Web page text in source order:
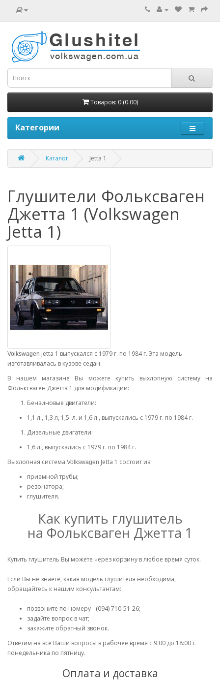
Товаров: 0 (0.00)
Категории
Каталог Jetta 1
Глушители Фольксваген
Джетта 1 (Volkswagen
Jetta 1)
Volkswagen Jetta 1 выпускался с 1979 г. по 1984 г. Эта модель
изготавливалась в кузове седан.
В нашем магазине Вы можете купить выхлопную систему на
Фольксваген Джетта 1 для модификации:
Бензиновые двигатели:
1,1 л., 1,3 л, 1,5 л. и 1,6 л., выпускались с 1979 г. по 1984 г.
Дизельные двигатели:
1,6 л., выпускались с 1979 г. по 1984 г.
Выхлопная система Volkswagen Jetta 1 состоит из:
приемной трубы;
резонатора;
глушителя.
Как купить глушитель
на Фольксваген Джетта 1
Купить глушитель Вы можете через корзину в любое время суток.
Если Вы не знаете, какая модель глушителя необходима,
обращайтесь к нашим консультантам:
позвоните по номеру - (094) 710-51-26;
задайте вопрос в чат;
закажите обратный звонок.
Ответим на все Ваши вопросы в рабочее время с 9:00 до 18:00 с
понедельника по пятницу.
Оплата и доставка